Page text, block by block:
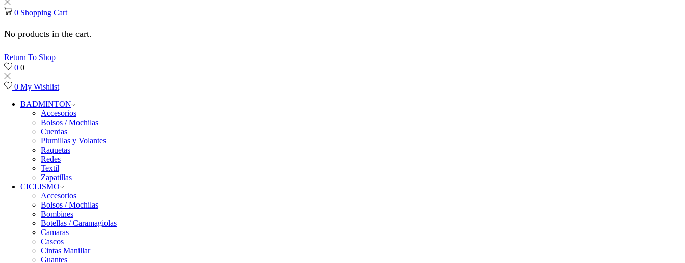
0 Shopping Cart
No products in the cart.
Return To Shop
0 0
0 My Wishlist
BADMINTON
Accesorios
Bolsos / Mochilas
Cuerdas
Plumillas y Volantes
Raquetas
Redes
Textil
Zapatillas
CICLISMO
Accesorios
Bolsos / Mochilas
Bombines
Botellas / Caramagiolas
Camaras
Cascos
Cintas Manillar
Guantes